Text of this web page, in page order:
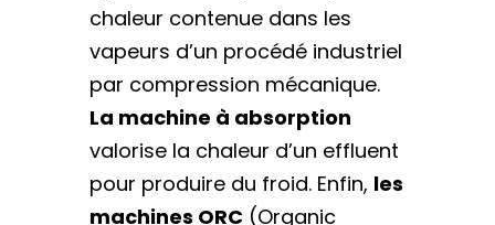
chaleur contenue dans les
vapeurs d’un procédé industriel
par compression mécanique.
La machine à absorption
valorise la chaleur d’un effluent
pour produire du froid. Enfin, les
machines ORC(Organic